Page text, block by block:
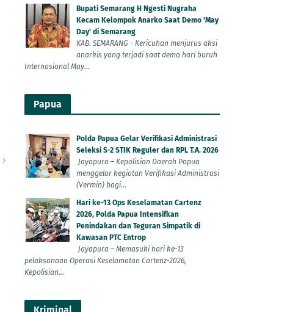
Bupati Semarang H Ngesti Nugraha
Kecam Kelompok Anarko Saat Demo 'May
Day' di Semarang
KAB. SEMARANG - Kericuhan menjurus aksi
anarkis yang terjadi saat demo hari buruh
Internasional May...
Papua
Polda Papua Gelar Verifikasi Administrasi
Seleksi S-2 STIK Reguler dan RPL T.A. 2026
Jayapura – Kepolisian Daerah Papua
menggelar kegiatan Verifikasi Administrasi
(Vermin) bagi...
Hari ke-13 Ops Keselamatan Cartenz
2026, Polda Papua Intensifkan
Penindakan dan Teguran Simpatik di
Kawasan PTC Entrop
Jayapura – Memasuki hari ke-13
pelaksanaan Operasi Keselamatan Cartenz-2026,
Kepolisian...